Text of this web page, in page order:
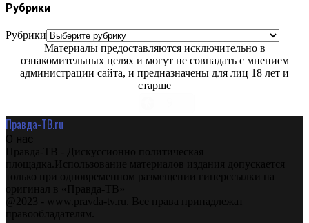
Рубрики
Рубрики
Материалы предоставляются исключительно в
ознакомительных целях и могут не совпадать с мнением
администрации сайта, и предназначены для лиц 18 лет и
старше
Правда-ТВ.ru
О нас
Правда-ТВ - Дискуссионно политическая
площадка.Использование материалов издания допускается
только при одновременном размещении гиперссылки на
оригинал в «Правда-ТВ»
@2023 - www.pravda-tv.ru. Все права принадлежат
правообладателям.